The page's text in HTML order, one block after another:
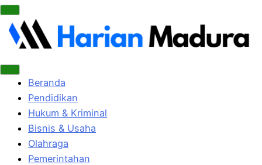
Beranda
Pendidikan
Hukum & Kriminal
Bisnis & Usaha
Olahraga
Pemerintahan